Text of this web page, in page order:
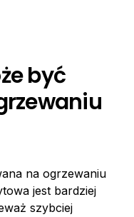
być
na ogrzewaniu
jest bardziej
szybciej